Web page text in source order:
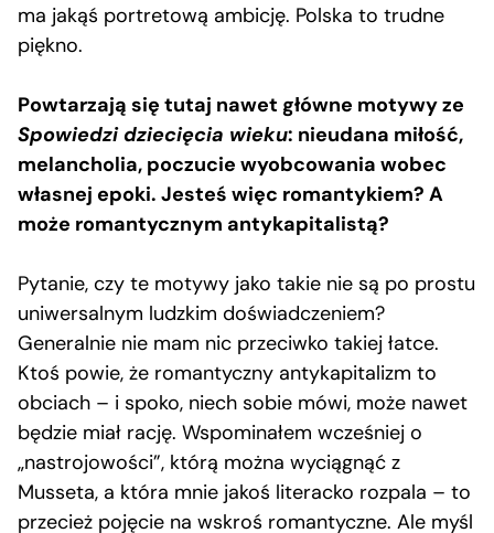
ma jakąś portretową ambicję. Polska to trudne
piękno.
Powtarzają się tutaj nawet główne motywy ze
Spowiedzi dziecięcia wieku: nieudana miłość,
melancholia, poczucie wyobcowania wobec
własnej epoki. Jesteś więc romantykiem? A
może romantycznym antykapitalistą?
Pytanie, czy te motywy jako takie nie są po prostu
uniwersalnym ludzkim doświadczeniem?
Generalnie nie mam nic przeciwko takiej łatce.
Ktoś powie, że romantyczny antykapitalizm to
obciach – i spoko, niech sobie mówi, może nawet
będzie miał rację. Wspominałem wcześniej o
„nastrojowości”, którą można wyciągnąć z
Musseta, a która mnie jakoś literacko rozpala – to
przecież pojęcie na wskroś romantyczne. Ale myśl